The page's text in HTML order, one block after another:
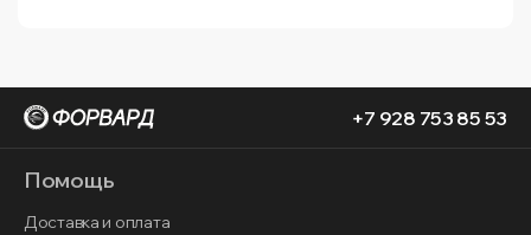
+7 928 753 85 53
Помощь
Доставка и оплата